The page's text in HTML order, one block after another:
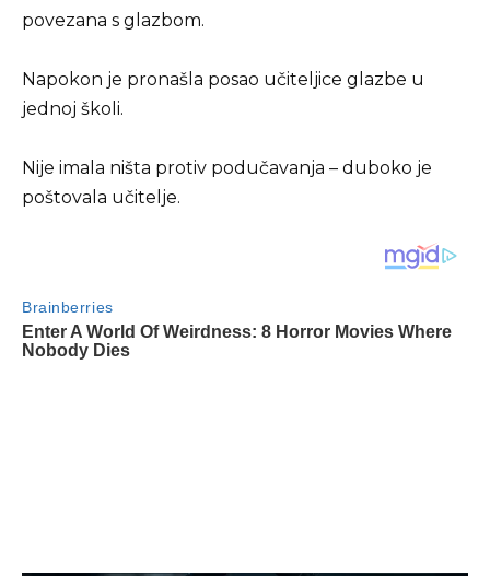
povezana s glazbom.
Napokon je pronašla posao učiteljice glazbe u
jednoj školi.
Nije imala ništa protiv podučavanja – duboko je
poštovala učitelje.